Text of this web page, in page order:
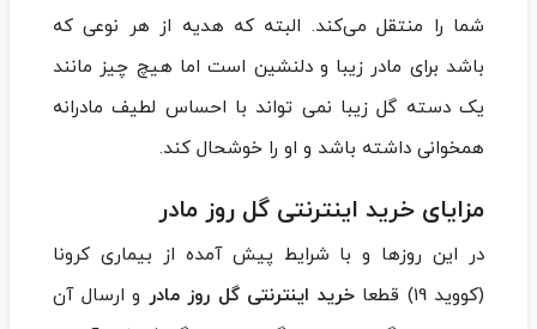
شما را منتقل می‌کند. البته که هدیه از هر نوعی که
باشد برای مادر زیبا و دلنشین است اما هیچ چیز مانند
یک دسته گل زیبا نمی تواند با احساس لطیف مادرانه
همخوانی داشته باشد و او را خوشحال کند.
مزایای خرید اینترنتی گل روز مادر
در این روزها و با شرایط پیش آمده از بیماری کرونا
(کووید 19) قطعا
خرید اینترنتی گل روز مادر و ارسال آن